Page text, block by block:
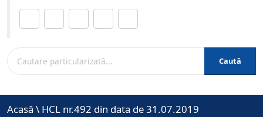
Caută
Acasă \ HCL nr.492 din data de 31.07.2019